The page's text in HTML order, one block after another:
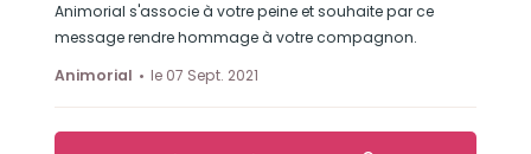
Animorial s'associe à votre peine et souhaite par ce
message rendre hommage à votre compagnon.
Animorial
le 07 Sept. 2021